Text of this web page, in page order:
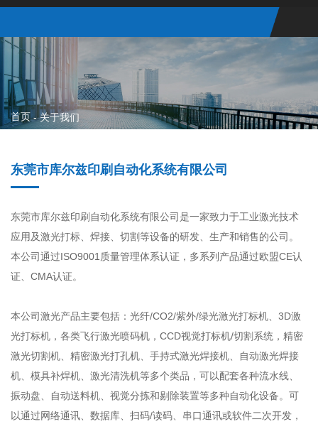
首页-关于我们
东莞市库尔兹印刷自动化系统有限公司
东莞市库尔兹印刷自动化系统有限公司是一家致力于工业激光技术
应用及激光打标、焊接、切割等设备的研发、生产和销售的公司。
本公司通过ISO9001质量管理体系认证，多系列产品通过欧盟CE认
证、CMA认证。
本公司激光产品主要包括：光纤/CO2/紫外/绿光激光打标机、3D激
光打标机，各类飞行激光喷码机，CCD视觉打标机/切割系统，精密
激光切割机、精密激光打孔机、手持式激光焊接机、自动激光焊接
机、模具补焊机、激光清洗机等多个类品，可以配套各种流水线、
振动盘、自动送料机、视觉分拣和剔除装置等多种自动化设备。可
以通过网络通讯、数据库、扫码/读码、串口通讯或软件二次开发，